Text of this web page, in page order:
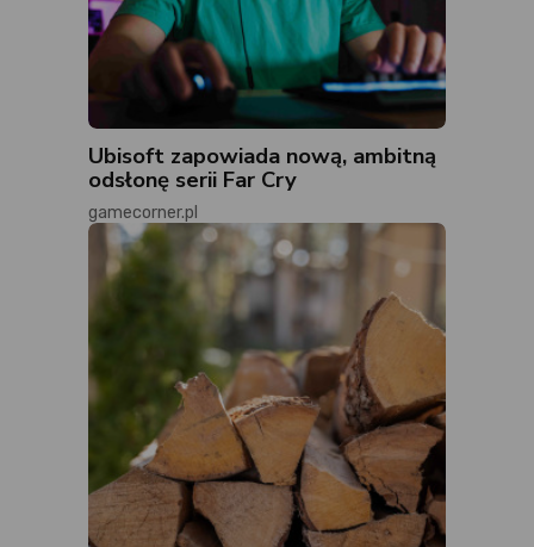
Ubisoft zapowiada nową, ambitną
odsłonę serii Far Cry
gamecorner.pl